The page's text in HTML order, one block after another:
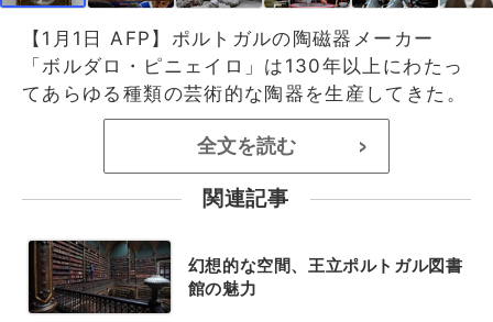
【1月1日 AFP】ポルトガルの陶磁器メーカー
「ボルダロ・ピニェイロ」は130年以上にわたっ
てあらゆる種類の芸術的な陶器を生産してきた。
全文を読む >
関連記事
幻想的な空間、王立ポルトガル図書
館の魅力